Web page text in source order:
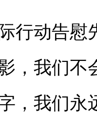
行动告慰
我们不
我们永